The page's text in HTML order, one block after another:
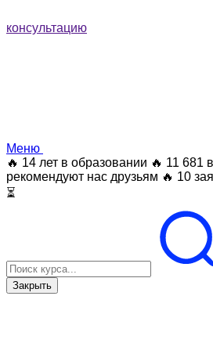
консультацию
Меню
🔥 14 лет в образовании 🔥 11 681
рекомендуют нас друзьям 🔥 10
⏳
Закрыть